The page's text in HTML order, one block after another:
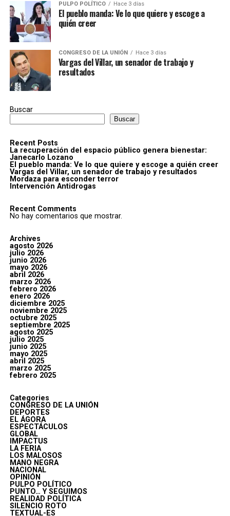
PULPO POLÍTICO Hace 3 días
El pueblo manda: Ve lo que quiere y escoge a
quién creer
CONGRESO DE LA UNIÓN Hace 3 días
Vargas del Villar, un senador de trabajo y
resultados
Buscar
Buscar
Recent Posts
La recuperación del espacio público genera bienestar:
Janecarlo Lozano
El pueblo manda: Ve lo que quiere y escoge a quién creer
Vargas del Villar, un senador de trabajo y resultados
Mordaza para esconder terror
Intervención Antidrogas
Recent Comments
No hay comentarios que mostrar.
Archives
agosto 2026
julio 2026
junio 2026
mayo 2026
abril 2026
marzo 2026
febrero 2026
enero 2026
diciembre 2025
noviembre 2025
octubre 2025
septiembre 2025
agosto 2025
julio 2025
junio 2025
mayo 2025
abril 2025
marzo 2025
febrero 2025
Categories
CONGRESO DE LA UNIÓN
DEPORTES
EL ÁGORA
ESPECTÁCULOS
GLOBAL
IMPACTUS
LA FERIA
LOS MALOSOS
MANO NEGRA
NACIONAL
OPINIÓN
PULPO POLÍTICO
PUNTO… Y SEGUIMOS
REALIDAD POLÍTICA
SILENCIO ROTO
TEXTUAL-ES